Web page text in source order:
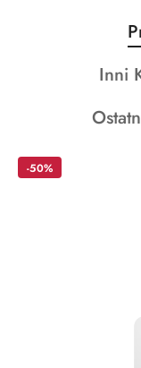
Pomiń
o
Inni
-50%